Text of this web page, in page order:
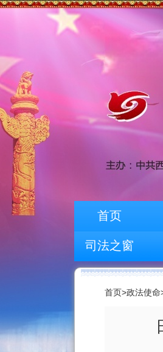
首页
司法之窗
首页>政法使命